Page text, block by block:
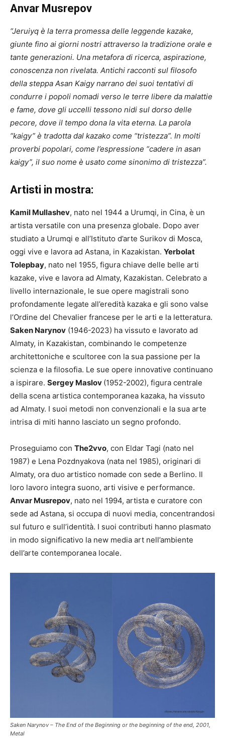
Anvar Musrepov
“Jeruiyq è la terra promessa delle leggende kazake,
giunte fino ai giorni nostri attraverso la tradizione orale e
tante generazioni. Una metafora di ricerca, aspirazione,
conoscenza non rivelata. Antichi racconti sul filosofo
della steppa Asan Kaigy narrano dei suoi tentativi di
condurre i popoli nomadi verso le terre libere da malattie
e fame, dove gli uccelli tessono nidi sul dorso delle
pecore, dove il tempo dona la vita eterna. La parola
“kaigy” è tradotta dal kazako come “tristezza”. In molti
proverbi popolari, come l’espressione “cadere in asan
kaigy”, il suo nome è usato come sinonimo di tristezza”.
Artisti in mostra:
Kamil Mullashev, nato nel 1944 a Urumqi, in Cina, è un
artista versatile con una presenza globale. Dopo aver
studiato a Urumqi e all’Istituto d’arte Surikov di Mosca,
oggi vive e lavora ad Astana, in Kazakistan. Yerbolat
Tolepbay, nato nel 1955, figura chiave delle belle arti
kazake, vive e lavora ad Almaty, Kazakistan. Celebrato a
livello internazionale, le sue opere magistrali sono
profondamente legate all’eredità kazaka e gli sono valse
l’Ordine del Chevalier francese per le arti e la letteratura.
Saken Narynov (1946-2023) ha vissuto e lavorato ad
Almaty, in Kazakistan, combinando le competenze
architettoniche e scultoree con la sua passione per la
scienza e la filosofia. Le sue opere innovative continuano
a ispirare. Sergey Maslov (1952-2002), figura centrale
della scena artistica contemporanea kazaka, ha vissuto
ad Almaty. I suoi metodi non convenzionali e la sua arte
intrisa di miti hanno lasciato un segno profondo.
Proseguiamo con The2vvo, con Eldar Tagi (nato nel
1987) e Lena Pozdnyakova (nata nel 1985), originari di
Almaty, ora duo artistico nomade con sede a Berlino. Il
loro lavoro integra suono, arti visive e performance.
Anvar Musrepov, nato nel 1994, artista e curatore con
sede ad Astana, si occupa di nuovi media, concentrandosi
sul futuro e sull’identità. I suoi contributi hanno plasmato
in modo significativo la new media art nell’ambiente
dell’arte contemporanea locale.
Saken Narynov – The End of the Beginning or the beginning of the end, 2001,
Metal